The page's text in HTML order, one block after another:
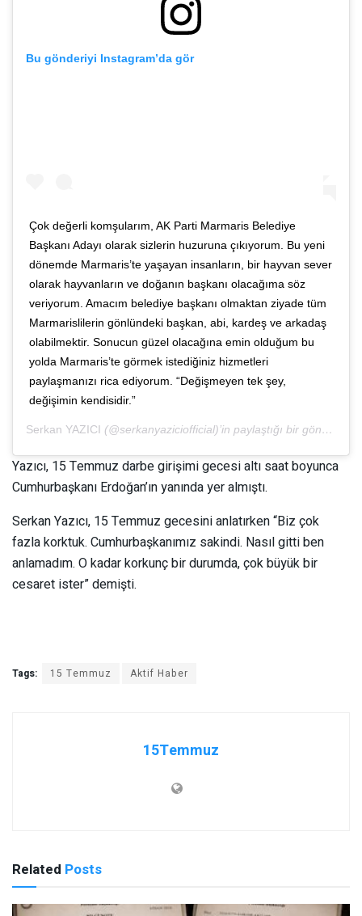
Bu gönderiyi Instagram’da gör
Çok değerli komşularım, AK Parti Marmaris Belediye
Başkanı Adayı olarak sizlerin huzuruna çıkıyorum. Bu yeni
dönemde Marmaris’te yaşayan insanların, bir hayvan sever
olarak hayvanların ve doğanın başkanı olacağıma söz
veriyorum. Amacım belediye başkanı olmaktan ziyade tüm
Marmarislilerin gönlündeki başkan, abi, kardeş ve arkadaş
olabilmektir. Sonucun güzel olacağına emin olduğum bu
yolda Marmaris’te görmek istediğiniz hizmetleri
paylaşmanızı rica ediyorum. “Değişmeyen tek şey,
değişimin kendisidir.”
Serkan YAZICI (@serkanyaziciofficial)’in paylaştığı bir gönderi (
Yazıcı, 15 Temmuz darbe girişimi gecesi altı saat boyunca
Cumhurbaşkanı Erdoğan’ın yanında yer almıştı.
Serkan Yazıcı, 15 Temmuz gecesini anlatırken “Biz çok
fazla korktuk. Cumhurbaşkanımız sakindi. Nasıl gitti ben
anlamadım. O kadar korkunç bir durumda, çok büyük bir
cesaret ister” demişti.
Tags: 15 Temmuz Aktif Haber
15Temmuz
Related Posts